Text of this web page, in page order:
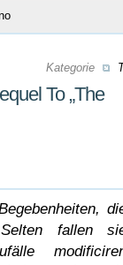
Kategorie
To „The
fallen